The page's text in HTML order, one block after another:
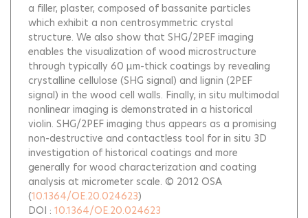
a filler, plaster, composed of bassanite particles
which exhibit a non centrosymmetric crystal
structure. We also show that SHG/2PEF imaging
enables the visualization of wood microstructure
through typically 60 µm-thick coatings by revealing
crystalline cellulose (SHG signal) and lignin (2PEF
signal) in the wood cell walls. Finally, in situ multimodal
nonlinear imaging is demonstrated in a historical
violin. SHG/2PEF imaging thus appears as a promising
non-destructive and contactless tool for in situ 3D
investigation of historical coatings and more
generally for wood characterization and coating
analysis at micrometer scale. © 2012 OSA
(10.1364/OE.20.024623)
DOI : 10.1364/OE.20.024623